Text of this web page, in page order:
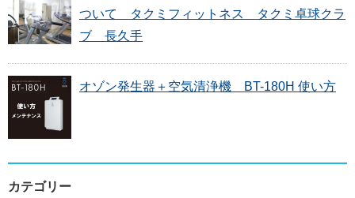
ついて タクミフィットネス タクミ卓球クラ
ブ 長久手
オゾン発生器＋空気清浄機 BT-180H 使い方
カテゴリー